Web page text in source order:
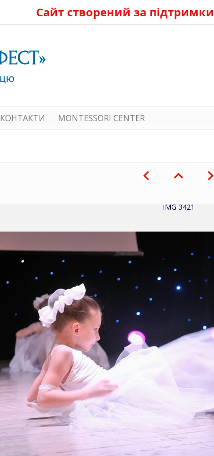
Сайт створений за підтримки
КОНТАКТИ MONTESSORI CENTER
IMG 3421